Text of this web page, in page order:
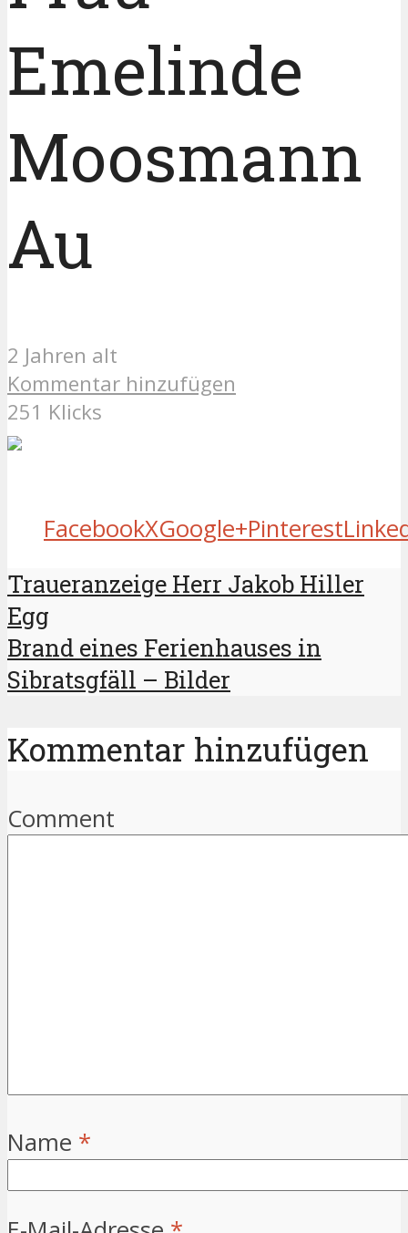
Emelinde
Moosmann
Au
2 Jahren alt
Kommentar hinzufügen
251 Klicks
FacebookXGoogle+Pinterest
Traueranzeige Herr Jakob Hiller
Egg
Brand eines Ferienhauses in
Sibratsgfäll – Bilder
Kommentar hinzufügen
Comment
Name *